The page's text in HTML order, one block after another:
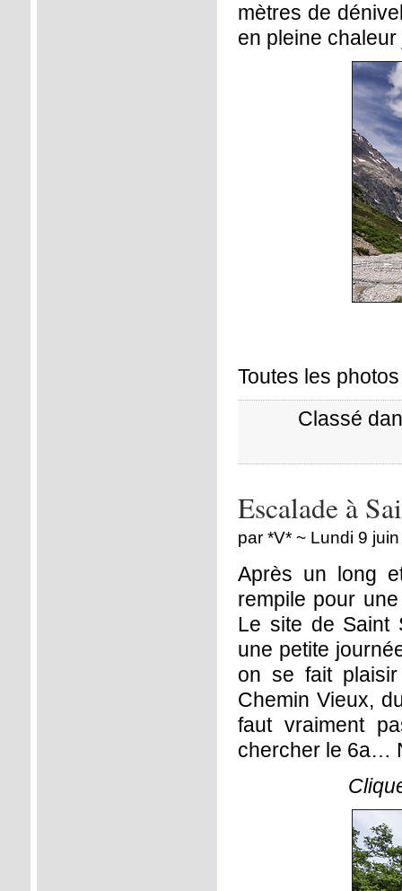
mètres de
en pleine chaleur
Toutes les
Classé
Escalade à
par *V* ~ Lundi 9
Après un long
rempile pour
Le site de Saint
une petite
on se fait
Chemin Vieux,
faut vraiment
chercher le 6a…